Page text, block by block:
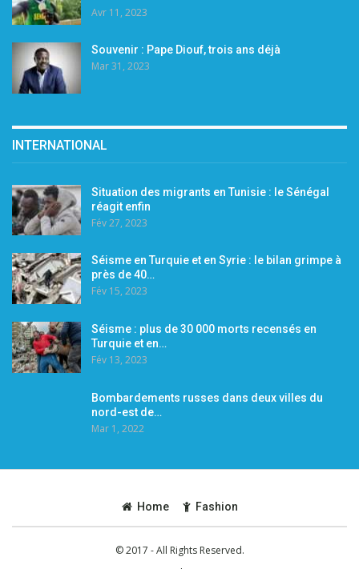
Avr 11, 2023
Souvenir : Pape Diouf, trois ans déjà
Mar 31, 2023
INTERNATIONAL
Situation des migrants en Tunisie : le Sénégal
réagit enfin
Fév 27, 2023
Séisme en Turquie et en Syrie : le bilan grimpe à
près de 40…
Fév 15, 2023
Séisme : plus de 30 000 morts recensés en
Turquie et en…
Fév 13, 2023
Bombardements russes dans deux villes du
nord-est de…
Mar 1, 2022
Home Fashion
© 2017 - All Rights Reserved.